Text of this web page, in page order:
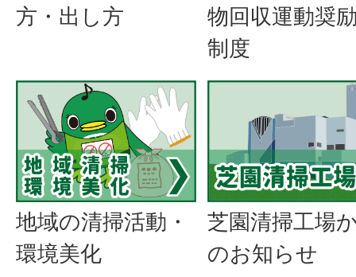
方・出し方
物回収運動奨
制度
地域の清掃活動・
環境美化
芝園清掃工場
のお知らせ